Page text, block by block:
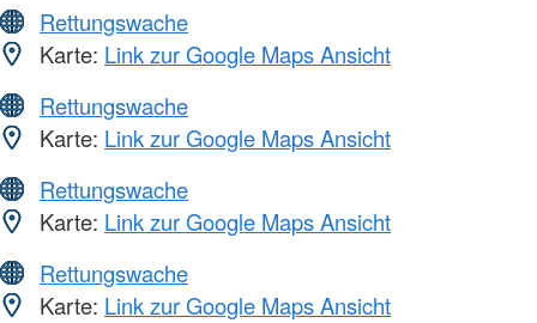
Rettungswache
Karte: Link zur Google Maps Ansicht
Rettungswache
Karte: Link zur Google Maps Ansicht
Rettungswache
Karte: Link zur Google Maps Ansicht
Rettungswache
Karte: Link zur Google Maps Ansicht